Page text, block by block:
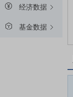
经济数据
基金数据